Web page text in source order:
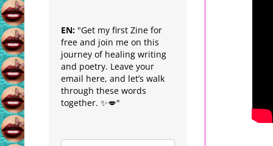
EN: "Get my first Zine for
free and join me on this
journey of healing writing
and poetry. Leave your
email here, and let’s walk
through these words
together. ✨💋"